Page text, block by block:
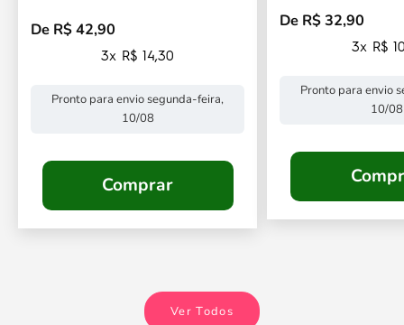
Preço promocional
De R$ 42,90
3x R$ 14,30
Pronto para envio segunda-feira,
10/08
Comprar
Preço promocional
De R$ 32,90
3x R$
Pronto para envio
10/08
Ver Todos